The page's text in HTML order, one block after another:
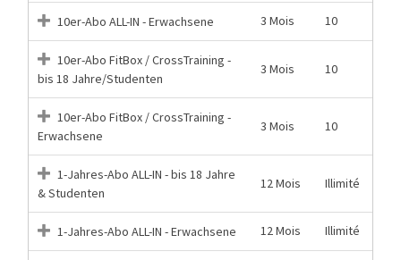
10er-Abo ALL-IN - Erwachsene 3 Mois 10
10er-Abo FitBox / CrossTraining -
bis 18 Jahre/Studenten
3 Mois 10
10er-Abo FitBox / CrossTraining -
Erwachsene
3 Mois 10
1-Jahres-Abo ALL-IN - bis 18 Jahre
& Studenten
12 Mois Illimité
1-Jahres-Abo ALL-IN - Erwachsene 12 Mois Illimité